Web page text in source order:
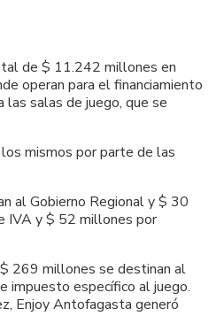
de $ 11.242 millones en
operan para el financiamiento
salas de juego, que se
mismos por parte de las
al Gobierno Regional y $ 30
IVA y $ 52 millones por
269 millones se destinan al
impuesto específico al juego.
Enjoy Antofagasta generó